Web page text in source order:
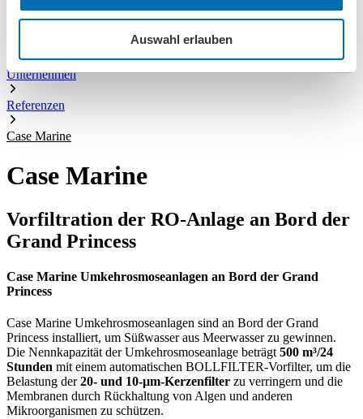
Auswahl erlauben
Kontakt
Unternehmen
Referenzen
Case Marine
Case Marine
Vorfiltration der RO-Anlage an Bord der
Grand Princess
Case Marine Umkehrosmoseanlagen an Bord der Grand
Princess
Case Marine Umkehrosmoseanlagen sind an Bord der Grand
Princess installiert, um Süßwasser aus Meerwasser zu gewinnen.
Die Nennkapazität der Umkehrosmoseanlage beträgt 500 m³/24
Stunden mit einem automatischen BOLLFILTER-Vorfilter, um die
Belastung der20- und 10-µm-Kerzenfilter zu verringern und die
Membranen durch Rückhaltung von Algen und anderen
Mikroorganismen zu schützen.